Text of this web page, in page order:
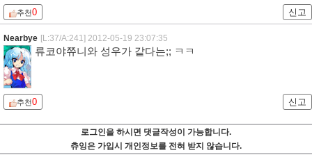
추천0 신고
Nearbye [L:37/A:241] 2012-05-19 23:07:35
류코야쮸니와 성우가 같다는;; ㅋㅋ
추천0 신고
로그인을 하시면 댓글작성이 가능합니다.
츄잉은 가입시 개인정보를 전혀 받지 않습니다.